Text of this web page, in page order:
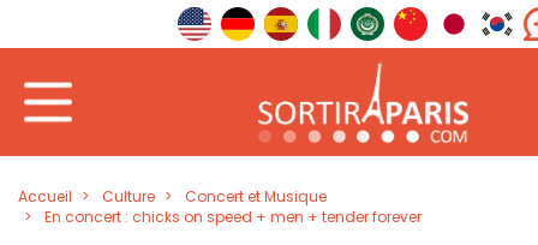
Accueil Culture
Concert et Musique
En concert : chicks on speed + men + tender forever